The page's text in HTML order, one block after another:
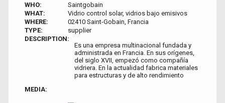
WHO:
Saintgobain
WHAT:
Vidrio control solar, vidrios bajo emisivos
WHERE:
02410 Saint-Gobain, Francia
TYPE:
supplier
DESCRIPTION:
Es una empresa multinacional fundada y
administrada en Francia. En sus orígenes,
del siglo XVII, empezó como compañía
vidriera. En la actualidad fabrica materiales
para estructuras y de alto rendimiento
MEDIA: